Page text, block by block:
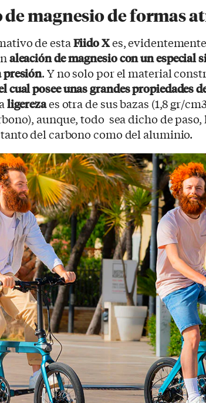
de magnesio de formas
de estaFiido Xes,
aleación de magnesio con un especial
. Y no solo por el material
cual posee unas grandes propiedades
ligerezaes otra de sus bazas (1,8 gr/
aunque, todo sea dicho de paso,
del carbono como del aluminio.